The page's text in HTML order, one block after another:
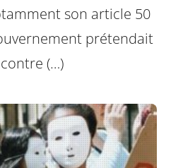
son article 50
prétendait
(…)